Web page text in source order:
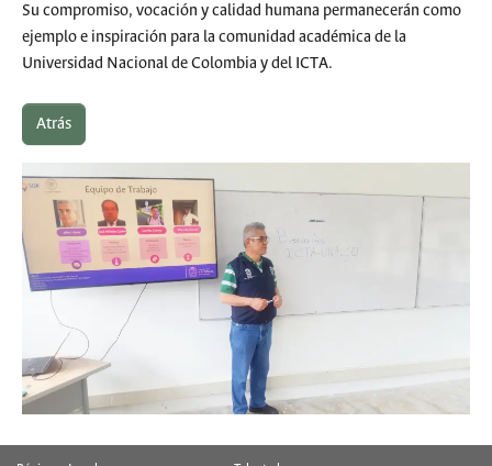
Su compromiso, vocación y calidad humana permanecerán como
ejemplo e inspiración para la comunidad académica de la
Universidad Nacional de Colombia y del ICTA.
Atrás